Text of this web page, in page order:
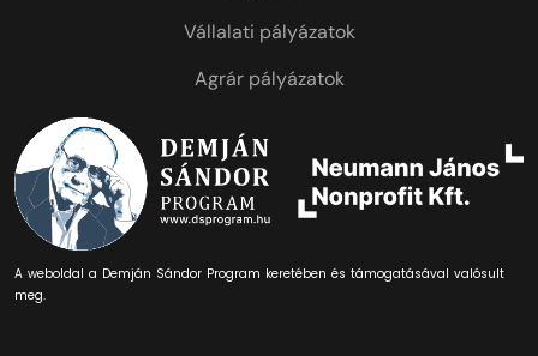
Vállalati pályázatok
Agrár pályázatok
A weboldal a Demján Sándor Program keretében és támogatásával valósult
meg.